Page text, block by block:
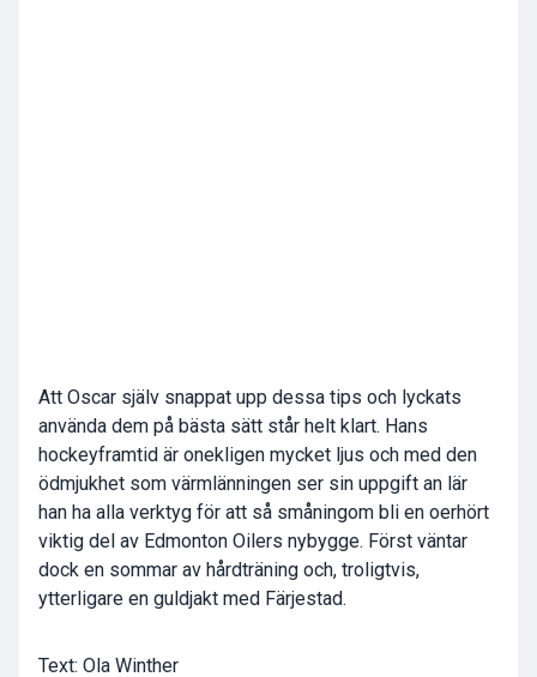
Att Oscar själv snappat upp dessa tips och lyckats
använda dem på bästa sätt står helt klart. Hans
hockeyframtid är onekligen mycket ljus och med den
ödmjukhet som värmlänningen ser sin uppgift an lär
han ha alla verktyg för att så småningom bli en oerhört
viktig del av Edmonton Oilers nybygge. Först väntar
dock en sommar av hårdträning och, troligtvis,
ytterligare en guldjakt med Färjestad.
Text: Ola Winther